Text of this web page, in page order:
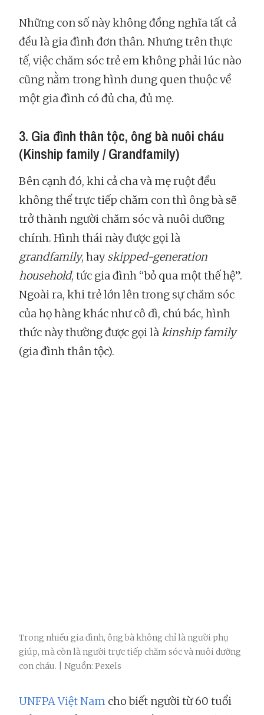
Những con số này không đồng nghĩa tất cả
đều là gia đình đơn thân. Nhưng trên thực
tế, việc chăm sóc trẻ em không phải lúc nào
cũng nằm trong hình dung quen thuộc về
một gia đình có đủ cha, đủ mẹ.
3. Gia đình thân tộc, ông bà nuôi cháu
(Kinship family / Grandfamily)
Bên cạnh đó, khi cả cha và mẹ ruột đều
không thể trực tiếp chăm con thì ông bà sẽ
trở thành người chăm sóc và nuôi dưỡng
chính. Hình thái này được gọi là
grandfamily, hayskipped-generation
household, tức gia đình “bỏ qua một thế hệ”.
Ngoài ra, khi trẻ lớn lên trong sự chăm sóc
của họ hàng khác như cô dì, chú bác, hình
thức này thường được gọi làkinship family
(gia đình thân tộc).
Trong nhiều gia đình, ông bà không chỉ là người phụ
giúp, mà còn là người trực tiếp chăm sóc và nuôi dưỡng
con cháu. | Nguồn: Pexels
UNFPA Việt Nam cho biết người từ 60 tuổi